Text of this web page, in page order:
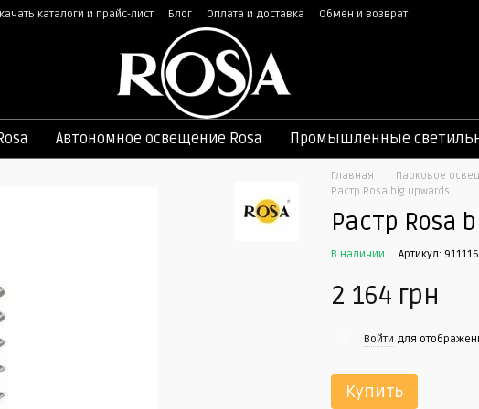
каталоги и прайс-лист Блог Оплата и доставка
Обмен и возврат
Автономное освещение Rosa Промышленные
Главная Парковое
Растр Rosa big upwards
Растр Rosa
В наличии Артикул: 911116
2 164 грн
Войти для
Купить